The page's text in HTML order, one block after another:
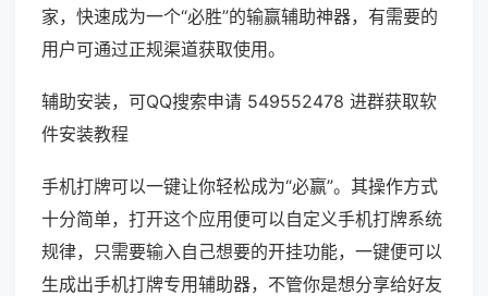
家，快速成为一个“必胜”的输赢辅助神器，有需要的
用户可通过正规渠道获取使用。
辅助安装，可QQ搜索申请 549552478 进群获取软
件安装教程
手机打牌可以一键让你轻松成为“必赢”。其操作方式
十分简单，打开这个应用便可以自定义手机打牌系统
规律，只需要输入自己想要的开挂功能，一键便可以
生成出手机打牌专用辅助器，不管你是想分享给好友